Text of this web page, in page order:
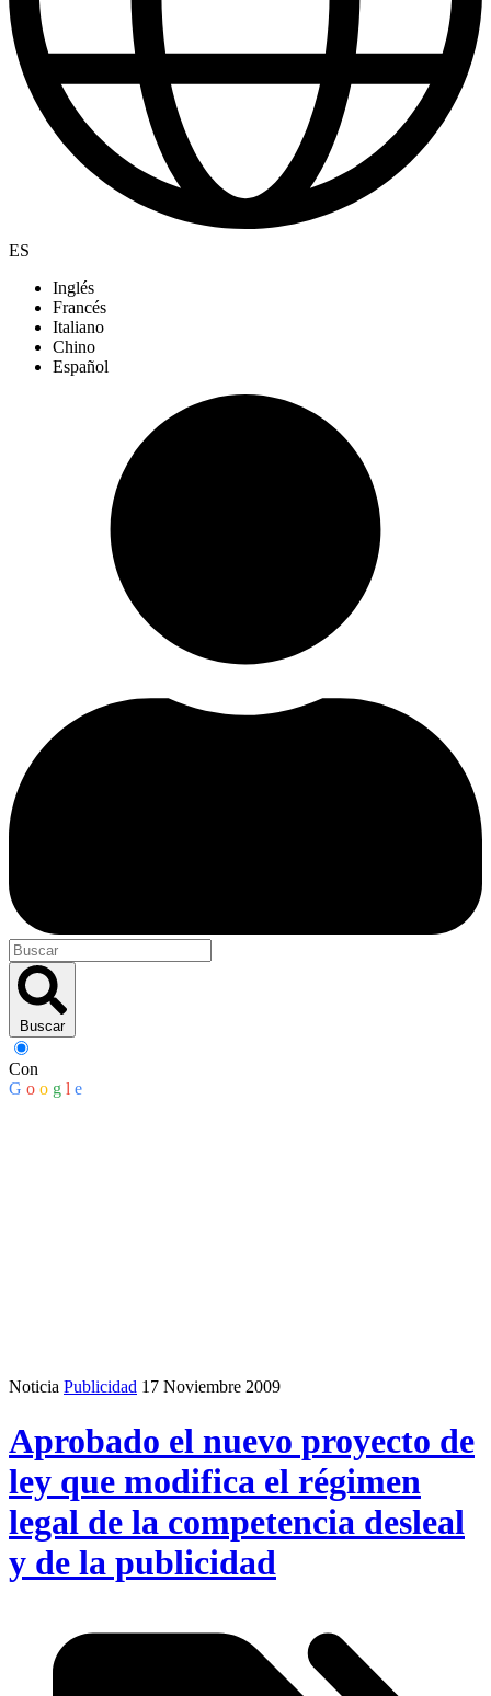
ES
Inglés
Francés
Italiano
Chino
Español
Buscar
Con
G o o g l e
Noticia Publicidad 17 Noviembre 2009
Aprobado el nuevo proyecto de
ley que modifica el régimen
legal de la competencia desleal
y de la publicidad